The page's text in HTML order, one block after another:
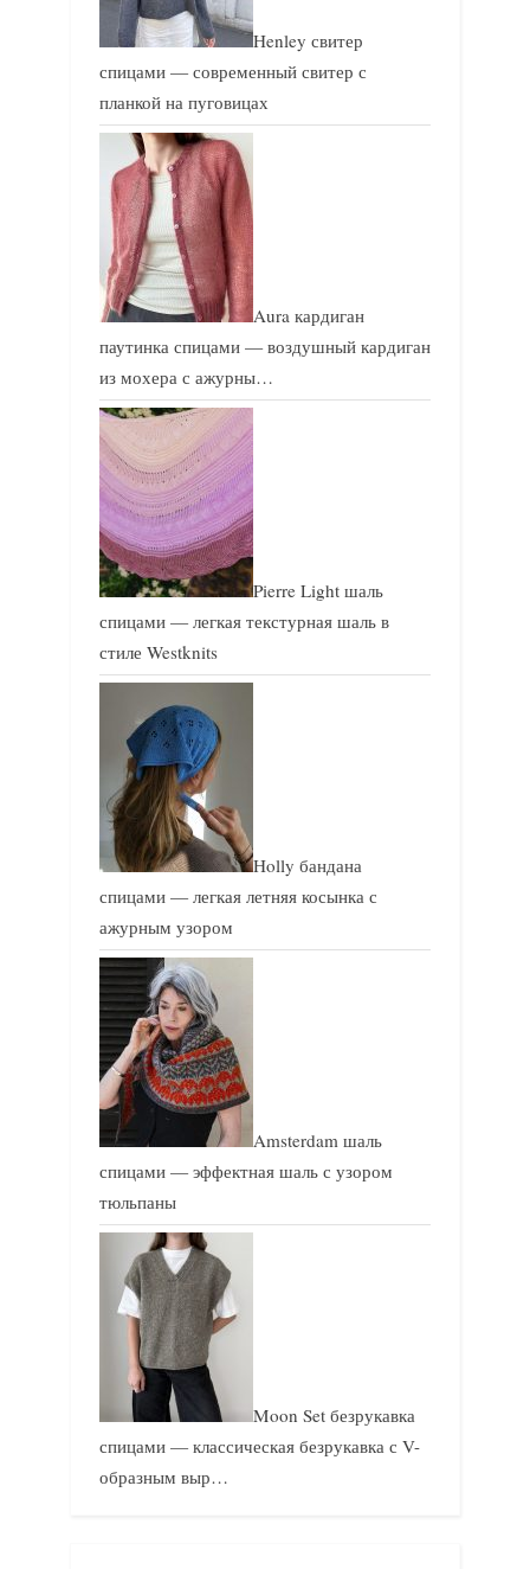
Henley свитер
спицами — современный свитер с
планкой на пуговицах
Aura кардиган
паутинка спицами — воздушный кардиган
из мохера с ажурны…
Pierre Light шаль
спицами — легкая текстурная шаль в
стиле Westknits
Holly бандана
спицами — легкая летняя косынка с
ажурным узором
Amsterdam шаль
спицами — эффектная шаль с узором
тюльпаны
Moon Set безрукавка
спицами — классическая безрукавка с V-
образным выр…